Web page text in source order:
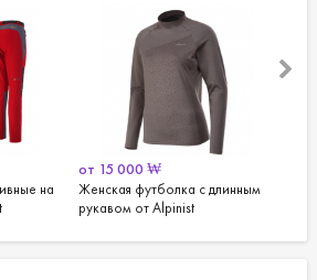
футболка с длинным
от Alpinist
Женская футболка с
рукавом от Alpinist